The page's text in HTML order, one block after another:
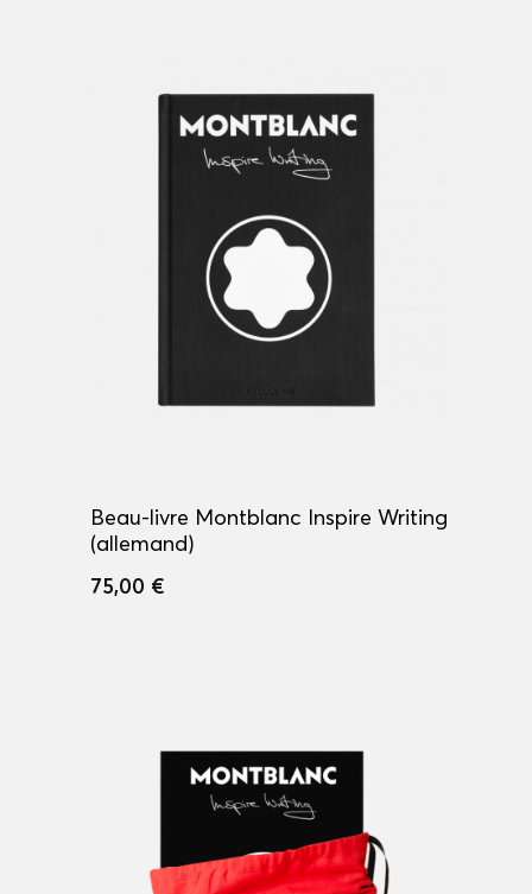
Beau-livre Montblanc Inspire Writing
(allemand)
75,00 €